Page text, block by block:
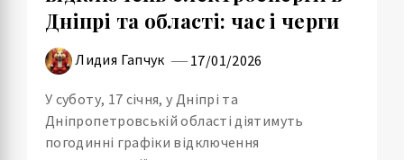
Дніпрі та області: час і черги
Лидия Гапчук 17/01/2026
У суботу, 17 січня, у Дніпрі та
Дніпропетровській області діятимуть
погодинні графіки відключення